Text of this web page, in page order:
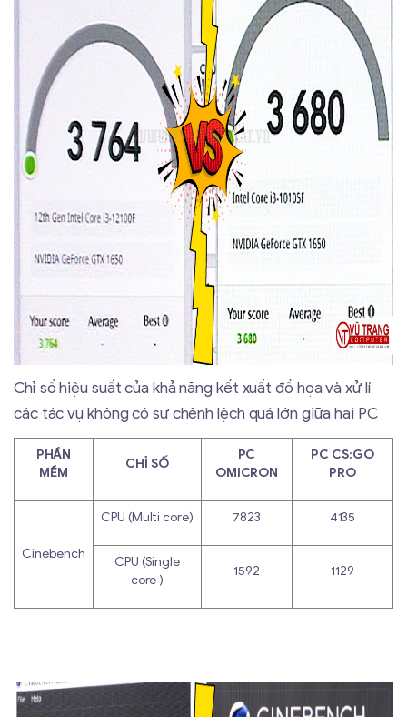
Chỉ số hiệu suất của khả năng kết xuất đồ họa và xử lí
các tác vụ không có sự chênh lệch quá lớn giữa hai PC
PHẦN
MỀM
CHỈ SỐ
PC
OMICRON
PC CS:GO
PRO
Cinebench
CPU (Multi core) 7823 4135
CPU (Single
core )
1592 1129